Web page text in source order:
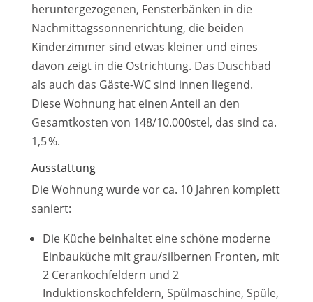
heruntergezogenen, Fensterbänken in die
Nachmittagssonnenrichtung, die beiden
Kinderzimmer sind etwas kleiner und eines
davon zeigt in die Ostrichtung. Das Duschbad
als auch das Gäste-WC sind innen liegend.
Diese Wohnung hat einen Anteil an den
Gesamtkosten von 148/10.000stel, das sind ca.
1,5 %.
Ausstattung
Die Wohnung wurde vor ca. 10 Jahren komplett
saniert:
Die Küche beinhaltet eine schöne moderne
Einbauküche mit grau/silbernen Fronten, mit
2 Cerankochfeldern und 2
Induktionskochfeldern, Spülmaschine, Spüle,